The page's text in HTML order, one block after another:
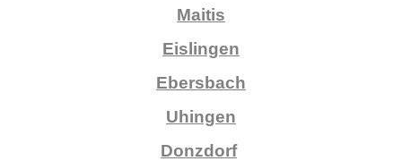
Maitis
Eislingen
Ebersbach
Uhingen
Donzdorf